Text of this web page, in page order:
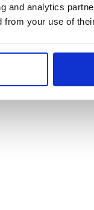
and analytics
from your use of